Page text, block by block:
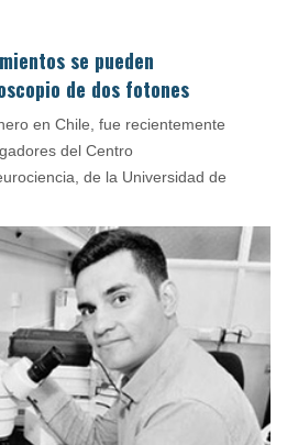
se pueden
de dos fotones
en Chile, fue recientemente
del Centro
de la Universidad de